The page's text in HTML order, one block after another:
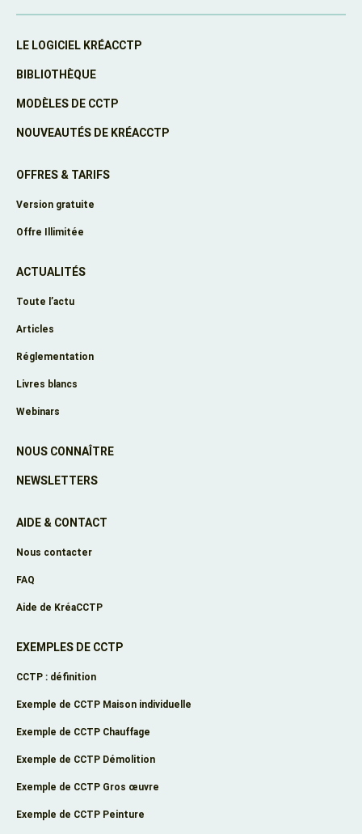
LE LOGICIEL KRÉACCTP
BIBLIOTHÈQUE
MODÈLES DE CCTP
NOUVEAUTÉS DE KRÉACCTP
OFFRES & TARIFS
Version gratuite
Offre Illimitée
ACTUALITÉS
Toute l’actu
Articles
Réglementation
Livres blancs
Webinars
NOUS CONNAÎTRE
NEWSLETTERS
AIDE & CONTACT
Nous contacter
FAQ
Aide de KréaCCTP
EXEMPLES DE CCTP
CCTP : définition
Exemple de CCTP Maison individuelle
Exemple de CCTP Chauffage
Exemple de CCTP Démolition
Exemple de CCTP Gros œuvre
Exemple de CCTP Peinture